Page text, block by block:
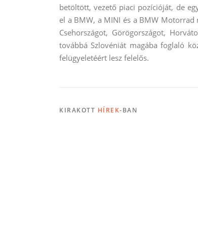
betöltött, vezető piaci pozícióját, de
el a BMW, a MINI és a BMW
Csehországot, Görögországot,
továbbá Szlovéniát magába foglaló
felügyeletéért lesz felelős.
KIRAKOTT HÍREK-BAN